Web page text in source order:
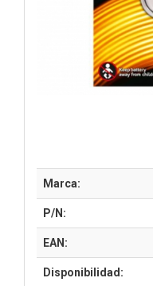
Marca:
P/N:
EAN:
Disponibilidad: